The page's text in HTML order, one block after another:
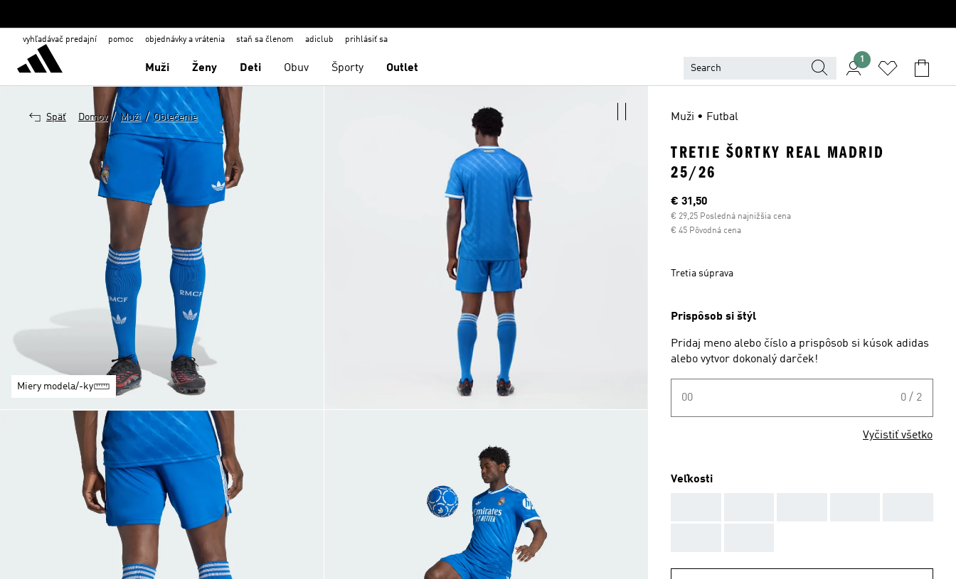
vyhľadávač predajní pomoc objednávky a vrátenia staň sa členom adiclub prihlásiť sa
Muži Ženy Deti Obuv Športy Outlet
1
Späť Domov / Muži / Oblečenie
Miery modela/-ky
Muži • Futbal
TRETIE ŠORTKY REAL MADRID
25/26
Aktuálna cena
€ 31,50
€ 29,25 Posledná najnižšia cena
€ 45 Pôvodná cena
Tretia súprava
Prispôsob si štýl
Pridaj meno alebo číslo a prispôsob si kúsok adidas
alebo vytvor dokonalý darček!
00 0 / 2
Vyčistiť všetko
Veľkosti